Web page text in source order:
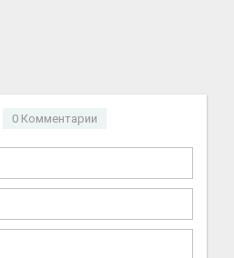
0 Комментарии